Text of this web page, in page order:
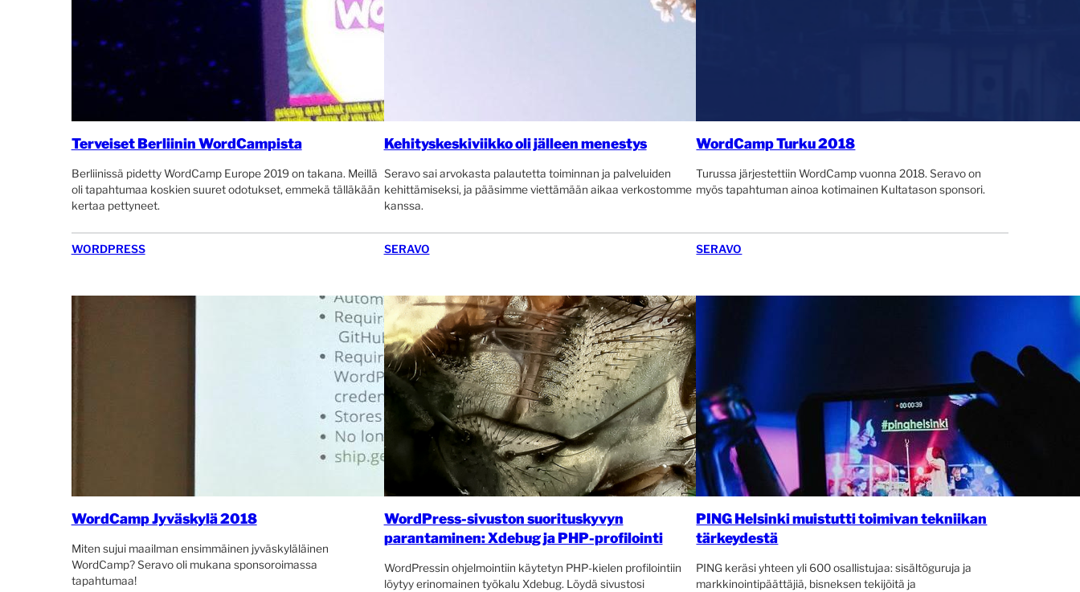
Terveiset Berliinin WordCampista
Berliinissä pidetty WordCamp Europe 2019 on takana. Meillä
oli tapahtumaa koskien suuret odotukset, emmekä tälläkään
kertaa pettyneet.
WORDPRESS
Kehityskeskiviikko oli jälleen menestys
Seravo sai arvokasta palautetta toiminnan ja palveluiden
kehittämiseksi, ja pääsimme viettämään aikaa verkostomme
kanssa.
SERAVO
WordCamp Turku 2018
Turussa järjestettiin WordCamp vuonna 2018. Seravo on
myös tapahtuman ainoa kotimainen Kultatason sponsori.
SERAVO
WordCamp Jyväskylä 2018
Miten sujui maailman ensimmäinen jyväskyläläinen
WordCamp? Seravo oli mukana sponsoroimassa
tapahtumaa!
WordPress-sivuston suorituskyvyn
parantaminen: Xdebug ja PHP-profilointi
WordPressin ohjelmointiin käytetyn PHP-kielen profilointiin
löytyy erinomainen työkalu Xdebug. Löydä sivustosi
PING Helsinki muistutti toimivan tekniikan
tärkeydestä
PING keräsi yhteen yli 600 osallistujaa: sisältöguruja ja
markkinointipäättäjiä, bisneksen tekijöitä ja